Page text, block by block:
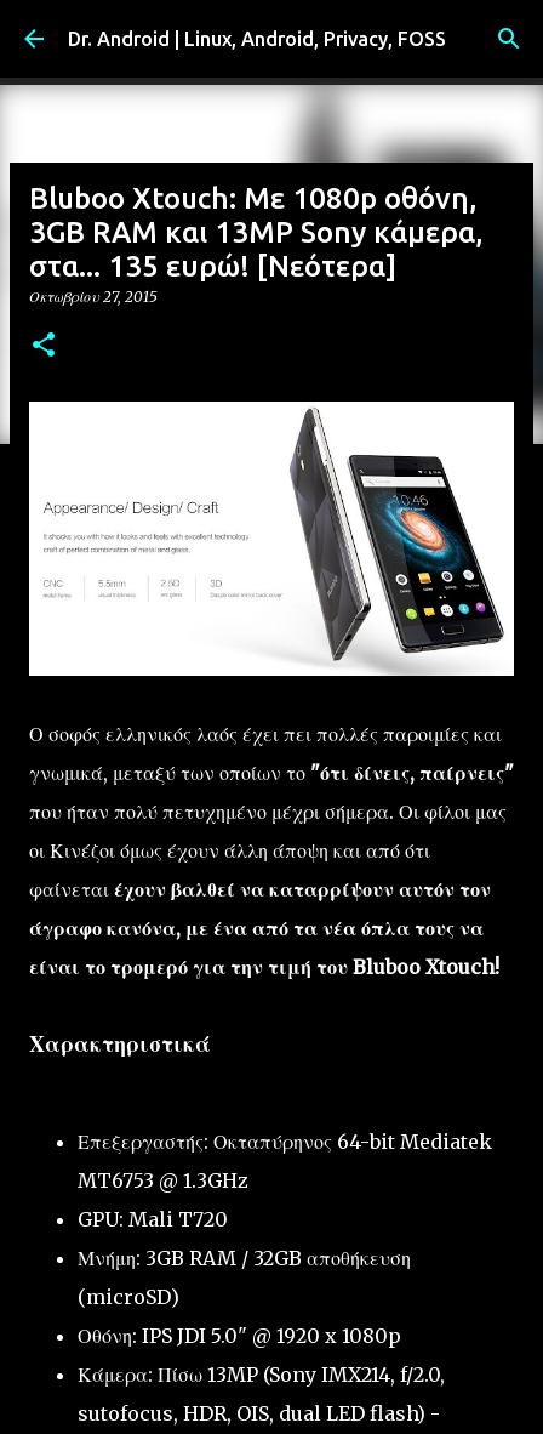
Μετάβαση στο κύριο περιεχόμενο
Dr. Android | Linux, Android, Privacy, FOSS
Bluboo Xtouch: Με 1080p οθόνη,
3GB RAM και 13MP Sony κάμερα,
στα... 135 ευρώ! [Νεότερα]
Οκτωβρίου 27, 2015
Ο σοφός ελληνικός λαός έχει πει πολλές παροιμίες και
γνωμικά, μεταξύ των οποίων το "ότι δίνεις, παίρνεις"
που ήταν πολύ πετυχημένο μέχρι σήμερα. Οι φίλοι μας
οι Κινέζοι όμως έχουν άλλη άποψη και από ότι
φαίνεται έχουν βαλθεί να καταρρίψουν αυτόν τον
άγραφο κανόνα, με ένα από τα νέα όπλα τους να
είναι το τρομερό για την τιμή του Bluboo Xtouch!
Χαρακτηριστικά
Επεξεργαστής: Οκταπύρηνος 64-bit Mediatek
MT6753 @ 1.3GHz
GPU: Mali T720
Μνήμη: 3GB RAM / 32GB αποθήκευση
(microSD)
Οθόνη: IPS JDI 5.0" @ 1920 x 1080p
Κάμερα: Πίσω 13MP (Sony IMX214, f/2.0,
sutofocus, HDR, OIS, dual LED flash) -